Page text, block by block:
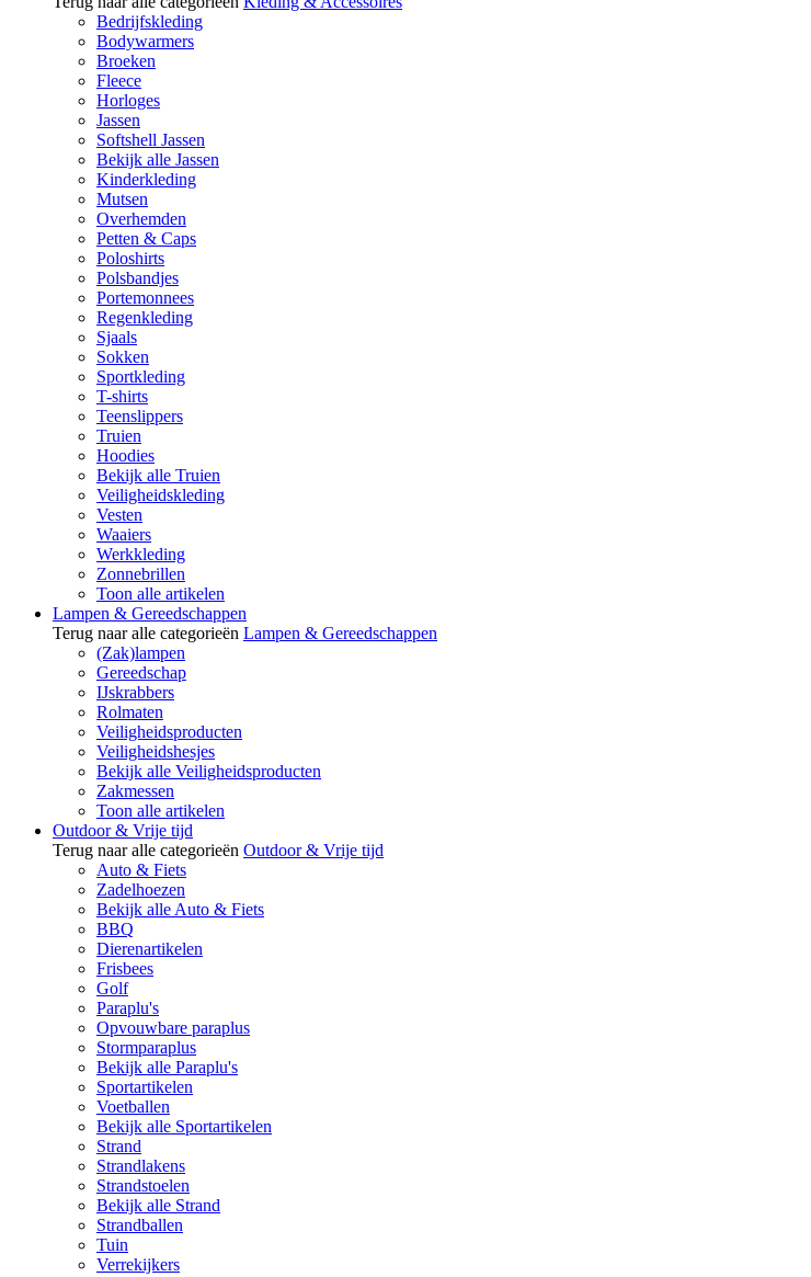
Bedrijfskleding
Bodywarmers
Broeken
Fleece
Horloges
Jassen
Softshell Jassen
Bekijk alle Jassen
Kinderkleding
Mutsen
Overhemden
Petten & Caps
Poloshirts
Polsbandjes
Portemonnees
Regenkleding
Sjaals
Sokken
Sportkleding
T-shirts
Teenslippers
Truien
Hoodies
Bekijk alle Truien
Veiligheidskleding
Vesten
Waaiers
Werkkleding
Zonnebrillen
Toon alle artikelen
Lampen & Gereedschappen
Terug naar alle categorieën Lampen & Gereedschappen
(Zak)lampen
Gereedschap
IJskrabbers
Rolmaten
Veiligheidsproducten
Veiligheidshesjes
Bekijk alle Veiligheidsproducten
Zakmessen
Toon alle artikelen
Outdoor & Vrije tijd
Terug naar alle categorieën Outdoor & Vrije tijd
Auto & Fiets
Zadelhoezen
Bekijk alle Auto & Fiets
BBQ
Dierenartikelen
Frisbees
Golf
Paraplu's
Opvouwbare paraplus
Stormparaplus
Bekijk alle Paraplu's
Sportartikelen
Voetballen
Bekijk alle Sportartikelen
Strand
Strandlakens
Strandstoelen
Bekijk alle Strand
Strandballen
Tuin
Verrekijkers